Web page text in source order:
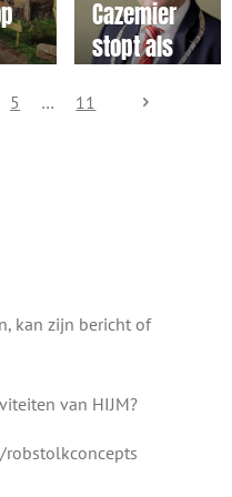
Cazemier
stopt als
ter en
5 11
kan zijn bericht of
van HIJM?